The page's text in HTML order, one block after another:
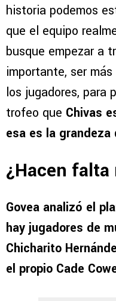
historia podemos
que el equipo
busque empezar a
importante, ser
los jugadores, para
trofeo que Chivas
esa es la grandeza
¿Hacen
Govea analizó el
hay jugadores de
Chicharito
el propio Cade